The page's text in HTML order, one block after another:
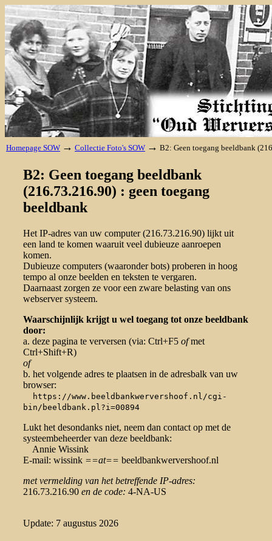
Homepage SOW → Collectie Foto's SOW → B2: Geen toegang beeldbank
B2: Geen toegang beeldbank
(216.73.216.90) : geen toegang
beeldbank
Het IP-adres van uw computer (216.73.216.90) lijkt uit
een land te komen waaruit veel dubieuze aanroepen
komen.
Dubieuze computers (waaronder bots) proberen in hoog
tempo al onze beelden en teksten te vergaren.
Daarnaast zorgen ze voor een zware belasting van ons
webserver systeem.
Waarschijnlijk krijgt u wel toegang tot onze beeldbank
door:
a. deze pagina te verversen (via: Ctrl+F5 ofmet
Ctrl+Shift+R)
of
b. het volgende adres te plaatsen in de adresbalk van uw
browser:
https://www.beeldbankwervershoof.nl/cgi-
bin/beeldbank.pl?i=00894
Lukt het desondanks niet, neem dan contact op met de
systeembeheerder van deze beeldbank:
Annie Wissink
E-mail: wissink ==at== beeldbankwervershoof.nl
met vermelding van het betreffende IP-adres:
216.73.216.90 en de code: 4-NA-US
Update: 7 augustus 2026